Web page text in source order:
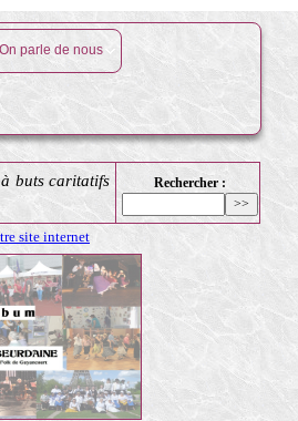
On parle de nous
buts caritatifs
Rechercher :
site internet